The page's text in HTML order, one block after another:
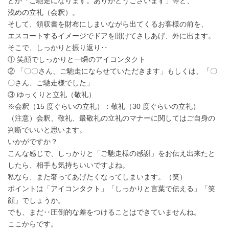
浅めの立礼（会釈）。
そして、領収書を財布にしまいながら出てくるお客様の前を、
エスコートするイメージでドアを開けてさしあげ、外に出ます。
そこで、しっかりと振り返り‥
① 笑顔でしっかりと一瞬のアイコンタクト
② 「〇〇さん、ご馳走にならせていただきます」もしくは、「〇
〇さん、ご馳走様でした」
③ ゆっくりと立礼（敬礼）
※会釈（15 度ぐらいの立礼）：敬礼（30 度ぐらいの立礼）
（注意）会釈、敬礼、最敬礼の立礼のマナーに関してはご自身の
判断でいいと思います。
いかがですか？
こんな感じで、しっかりと「ご馳走様の感謝」をお伝え出来たと
したら、相手も気持ちいいですよね。
私なら、また奢ってあげたくなってしまいます。（笑）
ポイントは「アイコンタクト」「しっかりと言葉で伝える」「笑
顔」でしょうか。
でも、まだ‥圧倒的な差をつけることはできていませんね。
ここからです。